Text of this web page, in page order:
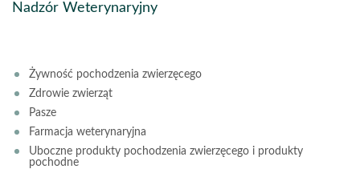
Nadzór Weterynaryjny
Żywność pochodzenia zwierzęcego
Zdrowie zwierząt
Pasze
Farmacja weterynaryjna
Uboczne produkty pochodzenia zwierzęcego i produkty
pochodne